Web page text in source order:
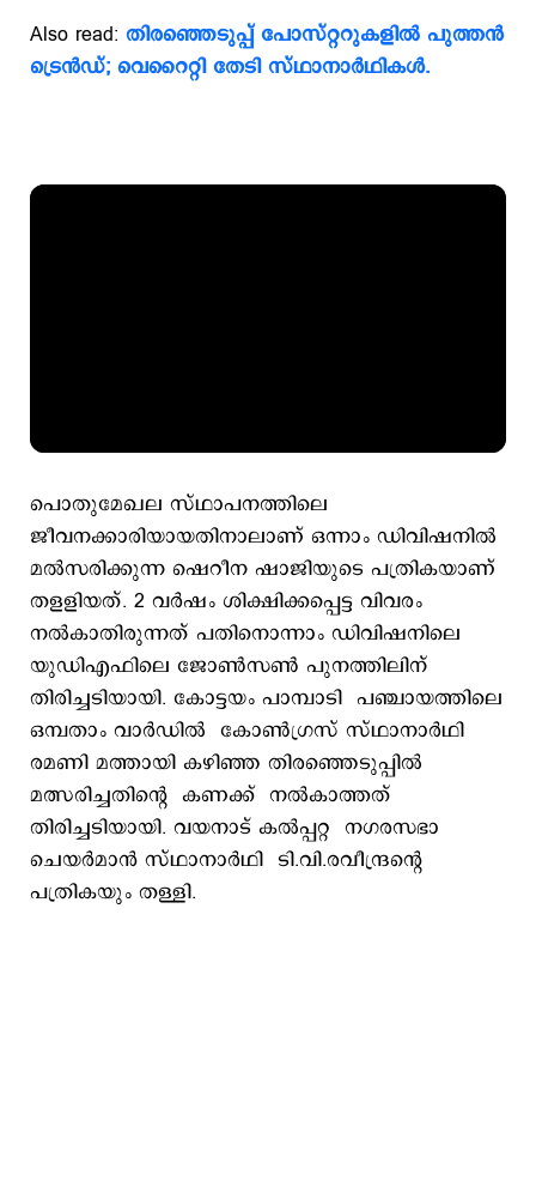
Also read: തിരഞ്ഞെടുപ്പ് പോസ്റ്ററുകളിൽ പുത്തൻ
ട്രെൻഡ്; വെറൈറ്റി തേടി സ്ഥാനാർഥികൾ.
പൊതുമേഖല സ്ഥാപനത്തിലെ
ജീവനക്കാരിയായതിനാലാണ് ഒന്നാം ഡിവിഷനിൽ
മൽസരിക്കുന്ന ഷെറീന ഷാജിയുടെ പത്രികയാണ്
തളളിയത്. 2 വർഷം ശിക്ഷിക്കപ്പെട്ട വിവരം
നൽകാതിരുന്നത് പതിനൊന്നാം ഡിവിഷനിലെ
യുഡിഎഫിലെ ജോൺസൺ പുനത്തിലിന്
തിരിച്ചടിയായി. കോട്ടയം പാമ്പാടി പഞ്ചായത്തിലെ
ഒമ്പതാം വാർഡിൽ കോൺഗ്രസ് സ്ഥാനാർഥി
രമണി മത്തായി കഴിഞ്ഞ തിരഞ്ഞെടുപ്പിൽ
മത്സരിച്ചതിന്റെ കണക്ക് നൽകാത്തത്
തിരിച്ചടിയായി. വയനാട് കല്‍പ്പറ്റ നഗരസഭാ
ചെയര്‍മാന്‍ സ്ഥാനാര്‍ഥി ടി.വി.രവീന്ദ്രന്‍റെ
പത്രികയും തള്ളി.